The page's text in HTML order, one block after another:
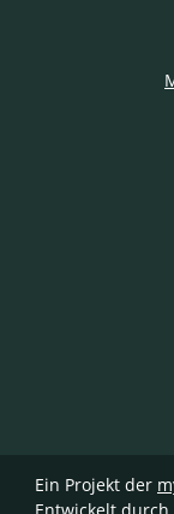
Ein Projekt der